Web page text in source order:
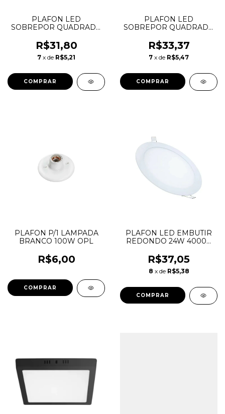
PLAFON LED
SOBREPOR QUADRADO
TASCHIBRA
R$31,80
7 x de R$5,21
PLAFON LED
SOBREPOR QUADRADO
TASCHIBRA
R$33,37
7 x de R$5,47
PLAFON P/1 LAMPADA
BRANCO 100W OPL
R$6,00
PLAFON LED EMBUTIR
REDONDO 24W 4000K
R$37,05
8 x de R$5,38